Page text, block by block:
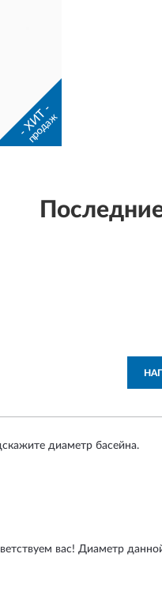
- ХИТ -
продаж
диаметр басейна.
вас! Диаметр